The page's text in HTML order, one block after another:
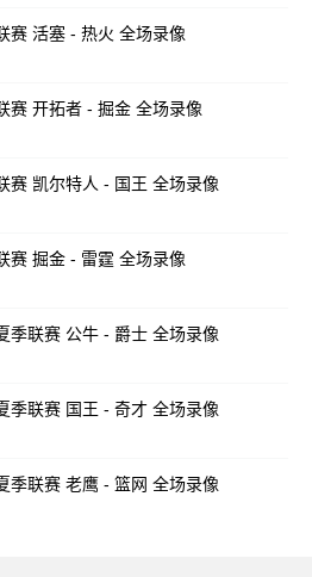
赛 活塞 - 热火 全场录像
赛 开拓者 - 掘金 全场录像
赛 凯尔特人 - 国王 全场录像
赛 掘金 - 雷霆 全场录像
季联赛 公牛 - 爵士 全场录像
季联赛 国王 - 奇才 全场录像
季联赛 老鹰 - 篮网 全场录像